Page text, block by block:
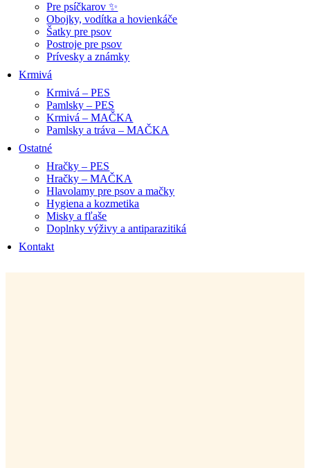
Pre psíčkarov ✨
Obojky, vodítka a hovienkáče
Šatky pre psov
Postroje pre psov
Prívesky a známky
Krmivá
Krmivá – PES
Pamlsky – PES
Krmivá – MAČKA
Pamlsky a tráva – MAČKA
Ostatné
Hračky – PES
Hračky – MAČKA
Hlavolamy pre psov a mačky
Hygiena a kozmetika
Misky a fľaše
Doplnky výživy a antiparazitiká
Kontakt